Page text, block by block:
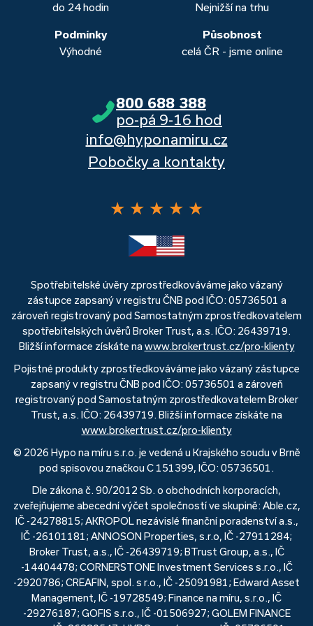
do 24 hodin
Nejnižší na trhu
Podmínky
Výhodné
Působnost
celá ČR - jsme online
800 688 388
po-pá 9-16 hod
info@hyponamiru.cz
Pobočky a kontakty
★ ★ ★ ★ ★
Spotřebitelské úvěry zprostředkováváme jako vázaný
zástupce zapsaný v registru ČNB pod IČO: 05736501 a
zároveň registrovaný pod Samostatným zprostředkovatelem
spotřebitelských úvěrů Broker Trust, a.s. IČO: 26439719.
Bližší informace získáte na www.brokertrust.cz/pro-klienty
Pojistné produkty zprostředkováváme jako vázaný zástupce
zapsaný v registru ČNB pod IČO: 05736501 a zároveň
registrovaný pod Samostatným zprostředkovatelem Broker
Trust, a.s. IČO: 26439719. Bližší informace získáte na
www.brokertrust.cz/pro-klienty
© 2026 Hypo na míru s.r.o. je vedená u Krajského soudu v Brně
pod spisovou značkou C 151399, IČO: 05736501.
Dle zákona č. 90/2012 Sb. o obchodních korporacích,
zveřejňujeme abecední výčet společností ve skupině: Able.cz,
IČ -24278815; AKROPOL nezávislé finanční poradenství a.s.,
IČ -26101181; ANNOSON Properties, s.r.o, IČ -27911284;
Broker Trust, a.s., IČ -26439719; BTrust Group, a.s., IČ
-14404478; CORNERSTONE Investment Services s.r.o., IČ
-2920786; CREAFIN, spol. s r.o., IČ -25091981; Edward Asset
Management, IČ -19728549; Finance na míru, s.r.o., IČ
-29276187; GOFIS s.r.o., IČ -01506927; GOLEM FINANCE